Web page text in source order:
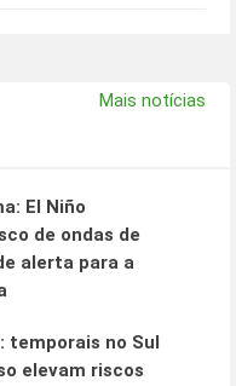
Mais notícias
El Niño
de ondas de
alerta para a
temporais no Sul
elevam riscos